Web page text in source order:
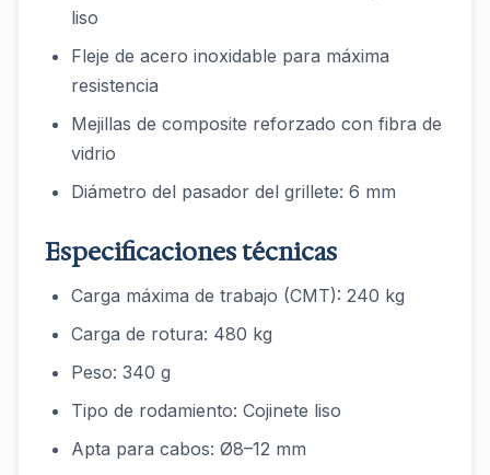
liso
Fleje de acero inoxidable para máxima
resistencia
Mejillas de composite reforzado con fibra de
vidrio
Diámetro del pasador del grillete: 6 mm
Especificaciones técnicas
Carga máxima de trabajo (CMT): 240 kg
Carga de rotura: 480 kg
Peso: 340 g
Tipo de rodamiento: Cojinete liso
Apta para cabos: Ø8–12 mm